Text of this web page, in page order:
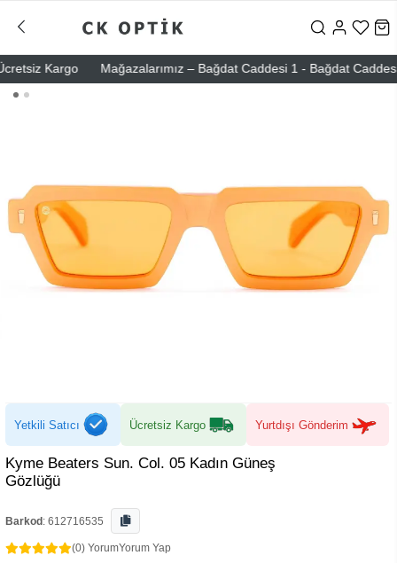
Kargo Mağazalarımız – Bağdat Caddesi 1 - Bağdat Caddesi 2
Yetkili Satıcı Ücretsiz Kargo Yurtdışı Gönderim
Kyme Beaters Sun. Col. 05 Kadın Güneş
Gözlüğü
Barkod : 612716535
(0) YorumYorum Yap